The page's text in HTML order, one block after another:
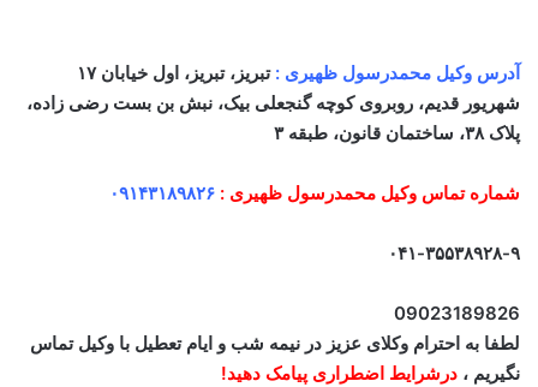
آدرس وکیل محمدرسول ظهیری :
تبریز، تبریز، اول خیابان ۱۷
شهریور قدیم، روبروی کوچه گنجعلی بیک، نبش بن بست رضی زاده،
پلاک ۳۸، ساختمان قانون، طبقه ۳
شماره تماس وکیل محمدرسول ظهیری : ۰۹۱۴۳۱۸۹۸۲۶
۰۴۱-۳۵۵۳۸۹۲۸-۹
09023189826
لطفا به احترام وکلای عزیز در نیمه شب و ایام تعطیل با وکیل تماس
نگیریم ، درشرایط اضطراری پیامک دهید!